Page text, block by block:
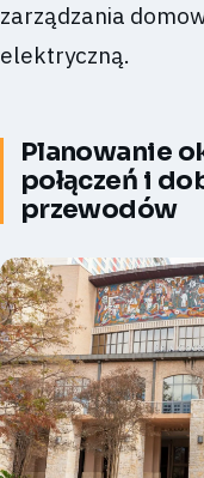
zarządzania
elektryczną.
Planowanie
połączeń i
przewodów